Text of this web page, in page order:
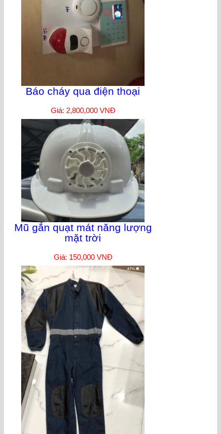
Báo cháy qua điện thoại
Giá: 2,800,000 VNĐ
Mũ gắn quạt mát năng lượng
mặt trời
Giá: 150,000 VNĐ